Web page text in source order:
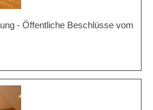
- Öffentliche Beschlüsse vom